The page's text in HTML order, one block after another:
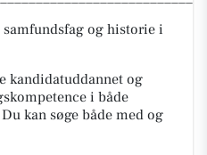
og historie i
kandidatuddannet og
i både
kan søge både med og